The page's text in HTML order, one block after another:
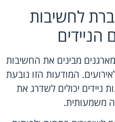
לחשיבות
הניידים
מבינים את החשיבות
המודעות הזו נובעת
ניידים יכולים לשדרג את
משמעותית.